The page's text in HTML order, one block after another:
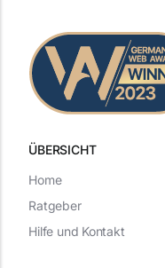
ÜBERSICHT
Home
Ratgeber
Hilfe und Kontakt